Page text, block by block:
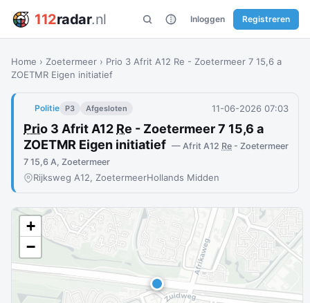
112radar.nl Inloggen Registreren
Home › Zoetermeer › Prio 3 Afrit A12 Re - Zoetermeer 7 15,6 a
ZOETMR Eigen initiatief
Politie P3 Afgesloten 11-06-2026 07:03
Prio 3 Afrit A12 Re - Zoetermeer 7 15,6 a
ZOETMR Eigen initiatief — Afrit A12 Re - Zoetermeer
7 15,6 A, Zoetermeer
Rijksweg A12, ZoetermeerHollands Midden
+
−